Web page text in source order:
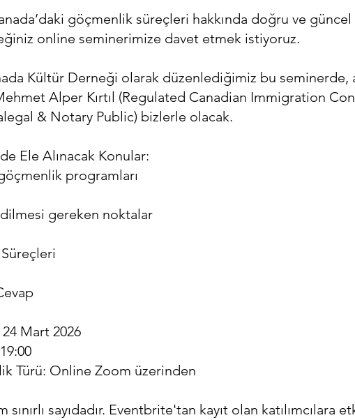
göçmenlik süreçleri hakkında doğru ve
online seminerimize davet etmek istiyoruz.
Kültür Derneği olarak düzenlediğimiz bu seminerde,
Alper Kırtıl (Regulated Canadian Immigration
& Notary Public) bizlerle olacak.
Ele Alınacak Konular:
programları
gereken noktalar
24 Mart 2026
Türü: Online Zoom üzerinden
sınırlı sayıdadır. Eventbrite'tan kayıt olan katılımcılara